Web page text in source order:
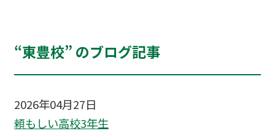
“東豊校” のブログ記事
2026年04月27日
頼もしい高校3年生